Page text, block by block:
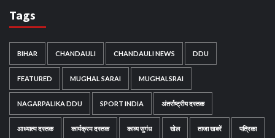
Tags
BIHAR CHANDAULI CHANDAULI NEWS DDU
FEATURED MUGHAL SARAI MUGHALSRAI
NAGARPALIKA DDU SPORT INDIA अंतर्राष्ट्रीय दस्तक
आध्यात्म दस्तक कार्यक्रम दस्तक काव्य सुगंध खेल ताजा खबरें पत्रिका